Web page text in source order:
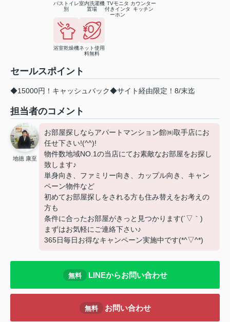
バストイレ
別
室内洗濯機
置場
TVモニタ
付きインタ
ーホン
カウンター
キッチン
浴室乾燥機ネット使用
料無料
セールスポイント
◆15000円！キャッシュバック◆サイト経由限定！8/末迄
担当者のコメント
地徳 康至
お部屋探しならアパートマンション館㈱取手店にお
任せ下さい!(^^)!
物件数地域NO.1の当店にてお素敵なお部屋をお探し
致します♪
単身向き、ファミリー向き、カップル向き、キャン
ペーン物件など
初めてお部屋探しをされる方も住み替えをお考えの
方も
条件に合ったお部屋がきっと見つかります(´▽｀)
まずはお気軽にご連絡下さい♪
365日毎日お得なキャンペーン実施中です(*^▽^*)
無料 LINEからお問い合わせ
無料 お問い合わせ